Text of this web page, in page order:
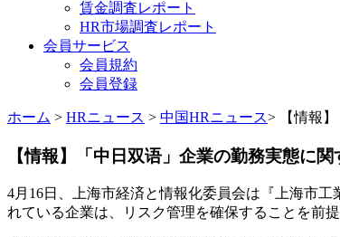
賃金調査レポート
HR市場調査レポート
会員サービス
会員規約
会員登録
ホーム > HRニュース > 中国HRニュース> 【情報】
【情報】「中日双语」企業の勤務実態に関
4月16日、上海市経済と情報化委員会は『上海市
れている企業は、リスク管理を確保することを前